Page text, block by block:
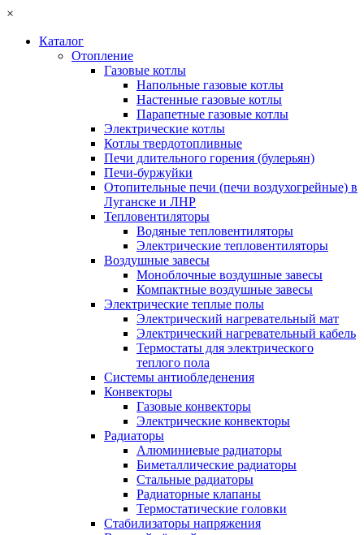
×
Каталог
Отопление
Газовые котлы
Напольные газовые котлы
Настенные газовые котлы
Парапетные газовые котлы
Электрические котлы
Котлы твердотопливные
Печи длительного горения (булерьян)
Печи-буржуйки
Отопительные печи (печи воздухогрейные) в
Луганске и ЛНР
Тепловентиляторы
Водяные тепловентиляторы
Электрические тепловентиляторы
Воздушные завесы
Моноблочные воздушные завесы
Компактные воздушные завесы
Электрические теплые полы
Электрический нагревательный мат
Электрический нагревательный кабель
Термостаты для электрического
теплого пола
Системы антиобледенения
Конвекторы
Газовые конвекторы
Электрические конвекторы
Радиаторы
Алюминиевые радиаторы
Биметаллические радиаторы
Стальные радиаторы
Радиаторные клапаны
Термостатические головки
Стабилизаторы напряжения